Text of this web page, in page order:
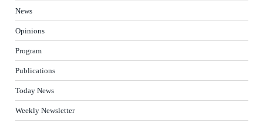
News
Opinions
Program
Publications
Today News
Weekly Newsletter